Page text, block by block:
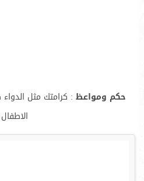
حكم ومواعظ: كرامتك مثل الدواء
الاطفال